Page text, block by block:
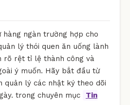
ngàn trường hợp cho
lý thói quen ăn uống lành
rõ rệt tỉ lệ thành công và
ý muốn. Hãy bắt đầu từ
quản lý các nhật ký theo dõi
trong chuyên mục
Tin